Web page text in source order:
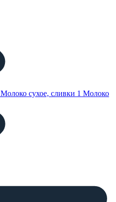
Молоко сухое, сливки 1 Молоко